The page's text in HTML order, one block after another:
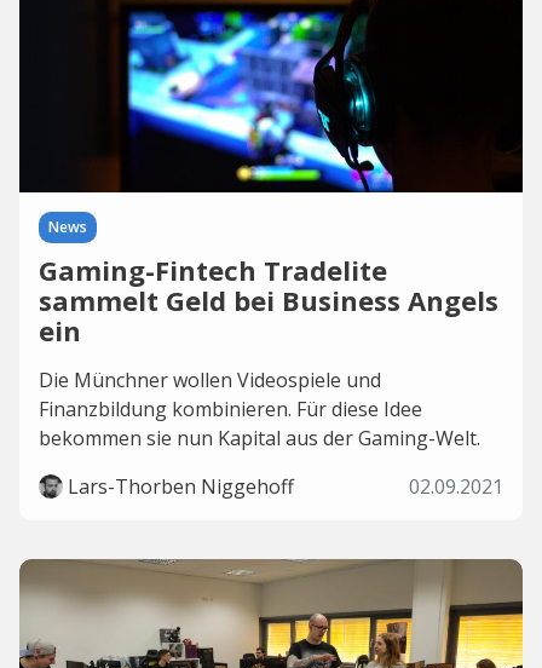
News
Gaming-Fintech Tradelite
sammelt Geld bei Business Angels
ein
Die Münchner wollen Videospiele und
Finanzbildung kombinieren. Für diese Idee
bekommen sie nun Kapital aus der Gaming-Welt.
Lars-Thorben Niggehoff
02.09.2021